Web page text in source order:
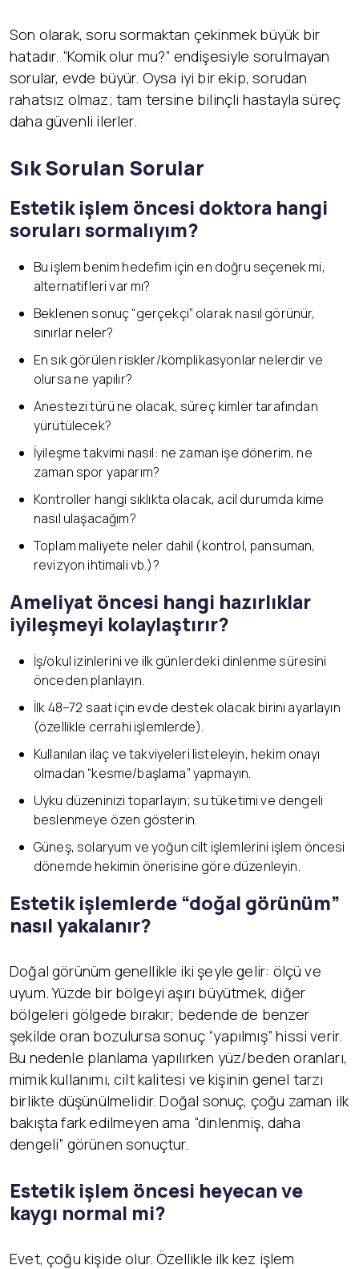
Son olarak, soru sormaktan çekinmek büyük bir
hatadır. “Komik olur mu?” endişesiyle sorulmayan
sorular, evde büyür. Oysa iyi bir ekip, sorudan
rahatsız olmaz; tam tersine bilinçli hastayla süreç
daha güvenli ilerler.
Sık Sorulan Sorular
Estetik işlem öncesi doktora hangi
soruları sormalıyım?
Bu işlem benim hedefim için en doğru seçenek mi,
alternatifleri var mı?
Beklenen sonuç “gerçekçi” olarak nasıl görünür,
sınırlar neler?
En sık görülen riskler/komplikasyonlar nelerdir ve
olursa ne yapılır?
Anestezi türü ne olacak, süreç kimler tarafından
yürütülecek?
İyileşme takvimi nasıl: ne zaman işe dönerim, ne
zaman spor yaparım?
Kontroller hangi sıklıkta olacak, acil durumda kime
nasıl ulaşacağım?
Toplam maliyete neler dahil (kontrol, pansuman,
revizyon ihtimali vb.)?
Ameliyat öncesi hangi hazırlıklar
iyileşmeyi kolaylaştırır?
İş/okul izinlerini ve ilk günlerdeki dinlenme süresini
önceden planlayın.
İlk 48–72 saat için evde destek olacak birini ayarlayın
(özellikle cerrahi işlemlerde).
Kullanılan ilaç ve takviyeleri listeleyin, hekim onayı
olmadan “kesme/başlama” yapmayın.
Uyku düzeninizi toparlayın; su tüketimi ve dengeli
beslenmeye özen gösterin.
Güneş, solaryum ve yoğun cilt işlemlerini işlem öncesi
dönemde hekimin önerisine göre düzenleyin.
Estetik işlemlerde “doğal görünüm”
nasıl yakalanır?
Doğal görünüm genellikle iki şeyle gelir: ölçü ve
uyum. Yüzde bir bölgeyi aşırı büyütmek, diğer
bölgeleri gölgede bırakır; bedende de benzer
şekilde oran bozulursa sonuç “yapılmış” hissi verir.
Bu nedenle planlama yapılırken yüz/beden oranları,
mimik kullanımı, cilt kalitesi ve kişinin genel tarzı
birlikte düşünülmelidir. Doğal sonuç, çoğu zaman ilk
bakışta fark edilmeyen ama “dinlenmiş, daha
dengeli” görünen sonuçtur.
Estetik işlem öncesi heyecan ve
kaygı normal mi?
Evet, çoğu kişide olur. Özellikle ilk kez işlem